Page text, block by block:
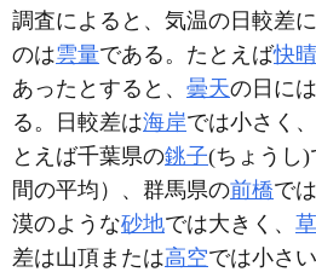
調査によると、気温の日較差
のは雲量である。たとえば快晴
あったとすると、 曇天の日に
る。日較差は海岸では小さく、
とえば千葉県の銚子(ちょうし
間の平均）、群馬県の前橋で
漠のような砂地では大きく、
差は山頂または高空では小さ